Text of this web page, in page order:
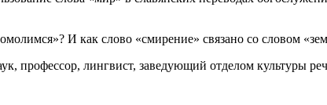
И как слово «смирение» связано со словом
профессор, лингвист, заведующий отделом культуры